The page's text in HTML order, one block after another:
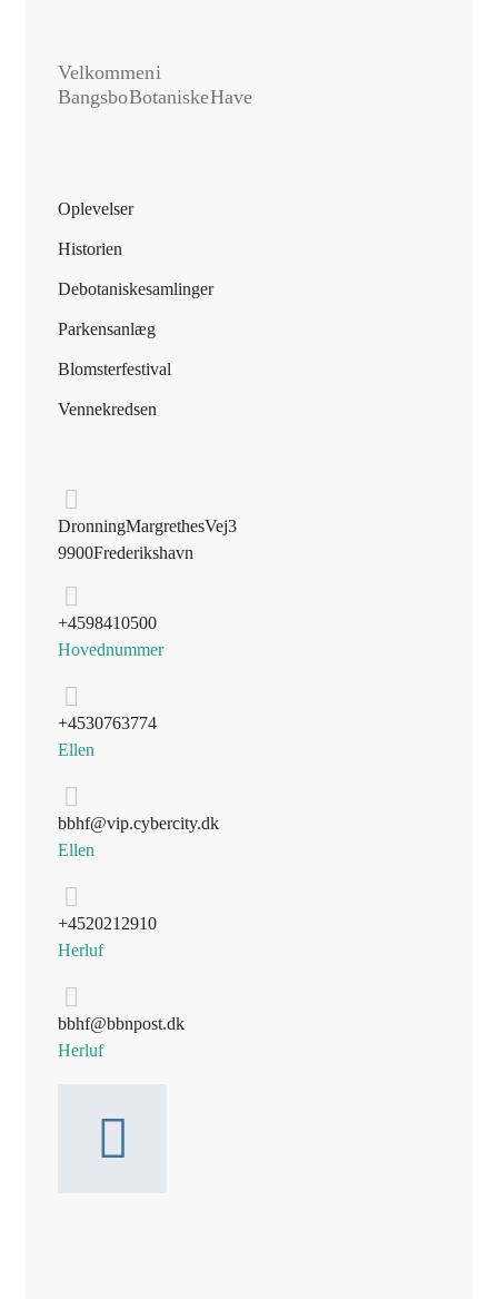
Velkommen i
Bangsbo Botaniske Have
Oplevelser
Historien
De botaniske samlinger
Parkens anlæg
Blomsterfestival
Vennekredsen
Dronning Margrethes Vej 3
9900 Frederikshavn
+45 98 41 05 00
Hovednummer
+45 30 76 37 74
Ellen
bbhf@vip.cybercity.dk
Ellen
+45 20 21 29 10
Herluf
bbhf@bbnpost.dk
Herluf